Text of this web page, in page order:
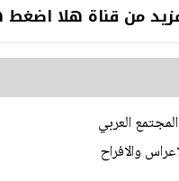
من قناة هلا اضغط
العربي
والافراح